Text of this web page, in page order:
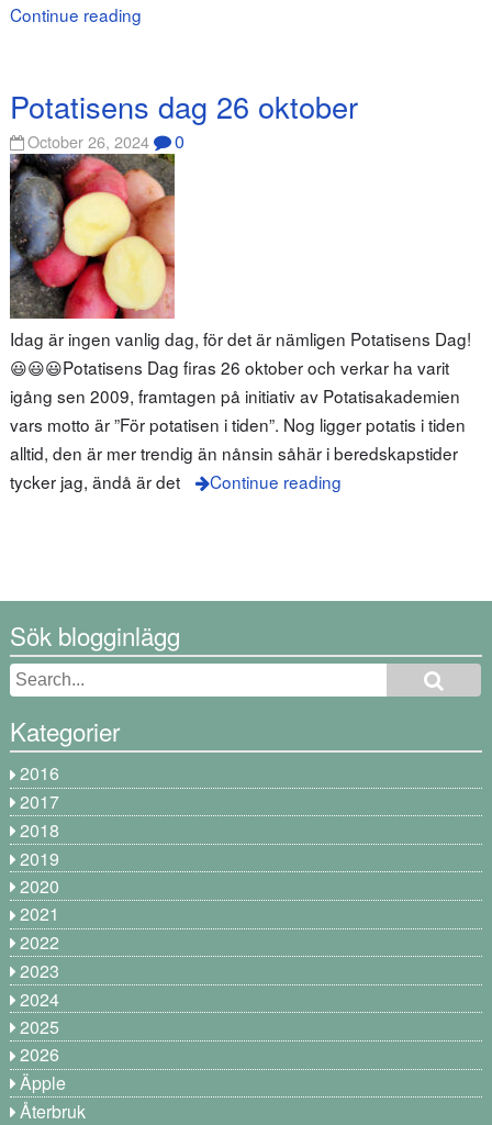
Continue reading
Potatisens dag 26 oktober
October 26, 2024 0
Idag är ingen vanlig dag, för det är nämligen Potatisens Dag!
😃😃😃Potatisens Dag firas 26 oktober och verkar ha varit
igång sen 2009, framtagen på initiativ av Potatisakademien
vars motto är ”För potatisen i tiden”. Nog ligger potatis i tiden
alltid, den är mer trendig än nånsin såhär i beredskapstider
tycker jag, ändå är det
Continue reading
Sök blogginlägg
Kategorier
2016
2017
2018
2019
2020
2021
2022
2023
2024
2025
2026
Äpple
Återbruk